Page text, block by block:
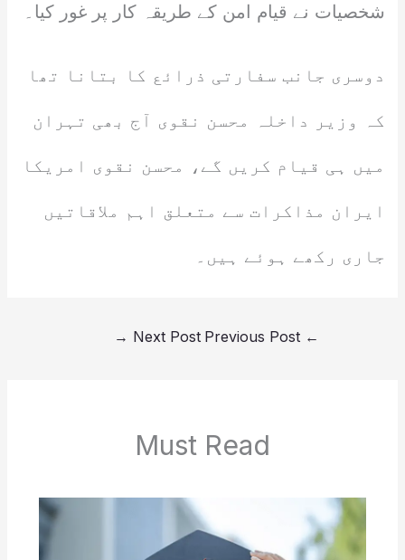
شخصیات نے قیام امن کے طریقہ کار پر غور کیا۔
دوسری جانب سفارتی ذرائع کا بتانا تھا
کہ وزیر داخلہ محسن نقوی آج بھی تہران
میں ہی قیام کریں گے، محسن نقوی امریکا
ایران مذاکرات سے متعلق اہم ملاقاتیں
جاری رکھے ہوئے ہیں۔
←
Next Post
→
Must Read